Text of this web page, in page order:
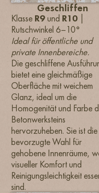
Geschliffen
Klasse R9und R10
Rutschwinkel 6–10°
Ideal für öffentliche und
private Innenbereiche.
Die geschliffene
bietet eine gleichmäßige
Oberfläche mit weichem
Glanz, ideal um die
Homogenität und Farbe
Betonwerksteins
hervorzuheben. Sie ist die
bevorzugte Wahl für
gehobene Innenräume,
visueller Komfort und
Reinigungsleichtigkeit
sind.